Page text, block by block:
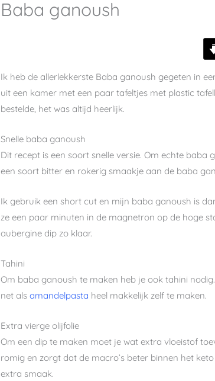
Baba ganoush
Ik heb de allerlekkerste Baba ganoush gegeten in
uit een kamer met een paar tafeltjes met plastic
bestelde, het was altijd heerlijk.
Snelle baba ganoush
Dit recept is een soort snelle versie. Om echte
een soort bitter en rokerig smaakje aan de baba
Ik gebruik een short cut en mijn baba ganoush is
ze een paar minuten in de magnetron op de hoge
aubergine dip zo klaar.
Tahini
Om baba ganoush te maken heb je ook tahini
net alsamandelpasta heel makkelijk zelf te maken.
Extra vierge olijfolie
Om een dip te maken moet je wat extra vloeistof
romig en zorgt dat de macro’s beter binnen het
extra smaak.